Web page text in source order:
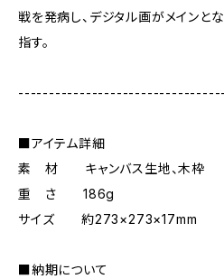
戦を発病し、デジタル画がメインと
指す。
■アイテム詳細
素 材 キャンバス生地、木枠
重 さ 186g
サイズ 約273×273×17mm
■納期について